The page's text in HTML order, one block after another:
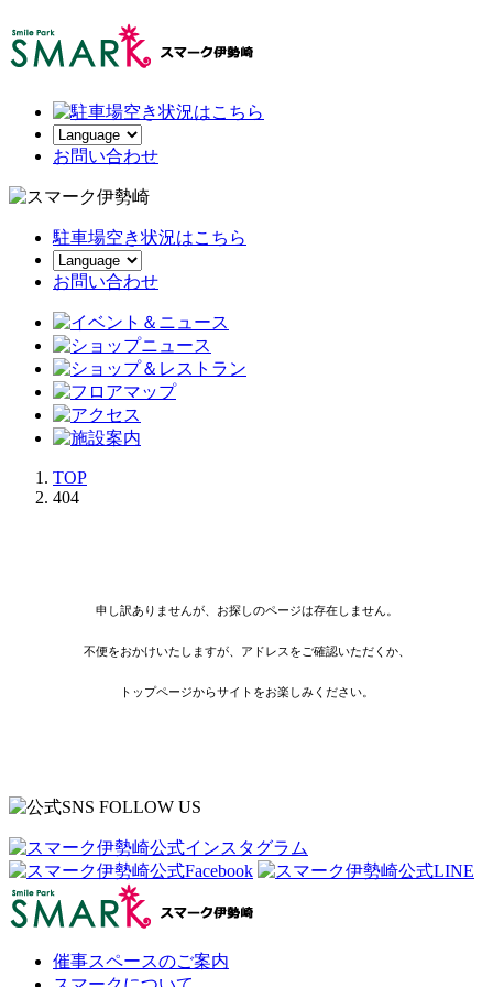
お問い合わせ
駐車場空き状況はこちら
お問い合わせ
TOP
404
申し訳ありませんが、お探しのページは存在しません。
不便をおかけいたしますが、アドレスをご確認いただくか、
トップページからサイトをお楽しみください。
催事スペースのご案内